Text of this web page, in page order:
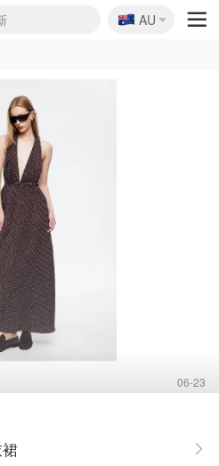
总
起
1折
价
露
6折
薰
折
折
折
折
🇦🇺
AU
06-23
裙